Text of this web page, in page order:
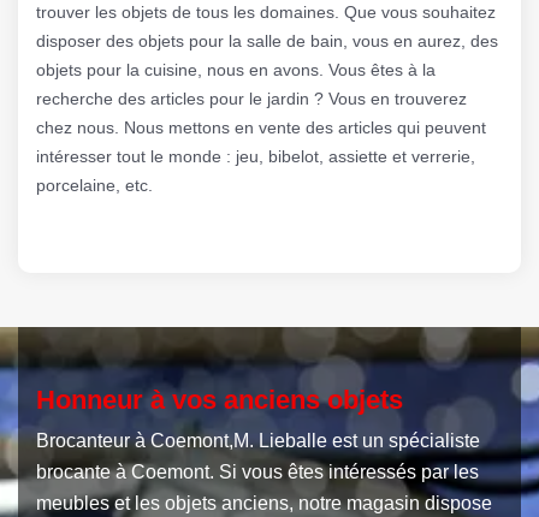
trouver les objets de tous les domaines. Que vous souhaitez
disposer des objets pour la salle de bain, vous en aurez, des
objets pour la cuisine, nous en avons. Vous êtes à la
recherche des articles pour le jardin ? Vous en trouverez
chez nous. Nous mettons en vente des articles qui peuvent
intéresser tout le monde : jeu, bibelot, assiette et verrerie,
porcelaine, etc.
Honneur à vos anciens objets
Brocanteur à Coemont,M. Lieballe est un spécialiste
brocante à Coemont. Si vous êtes intéressés par les
meubles et les objets anciens, notre magasin dispose